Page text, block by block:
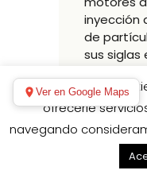
inyección
de
sus siglas
partículas
Funciona
y
Este sitio utiliza
ofrecerle
navegando
Ver en Google Maps